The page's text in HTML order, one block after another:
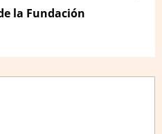
la Fundación